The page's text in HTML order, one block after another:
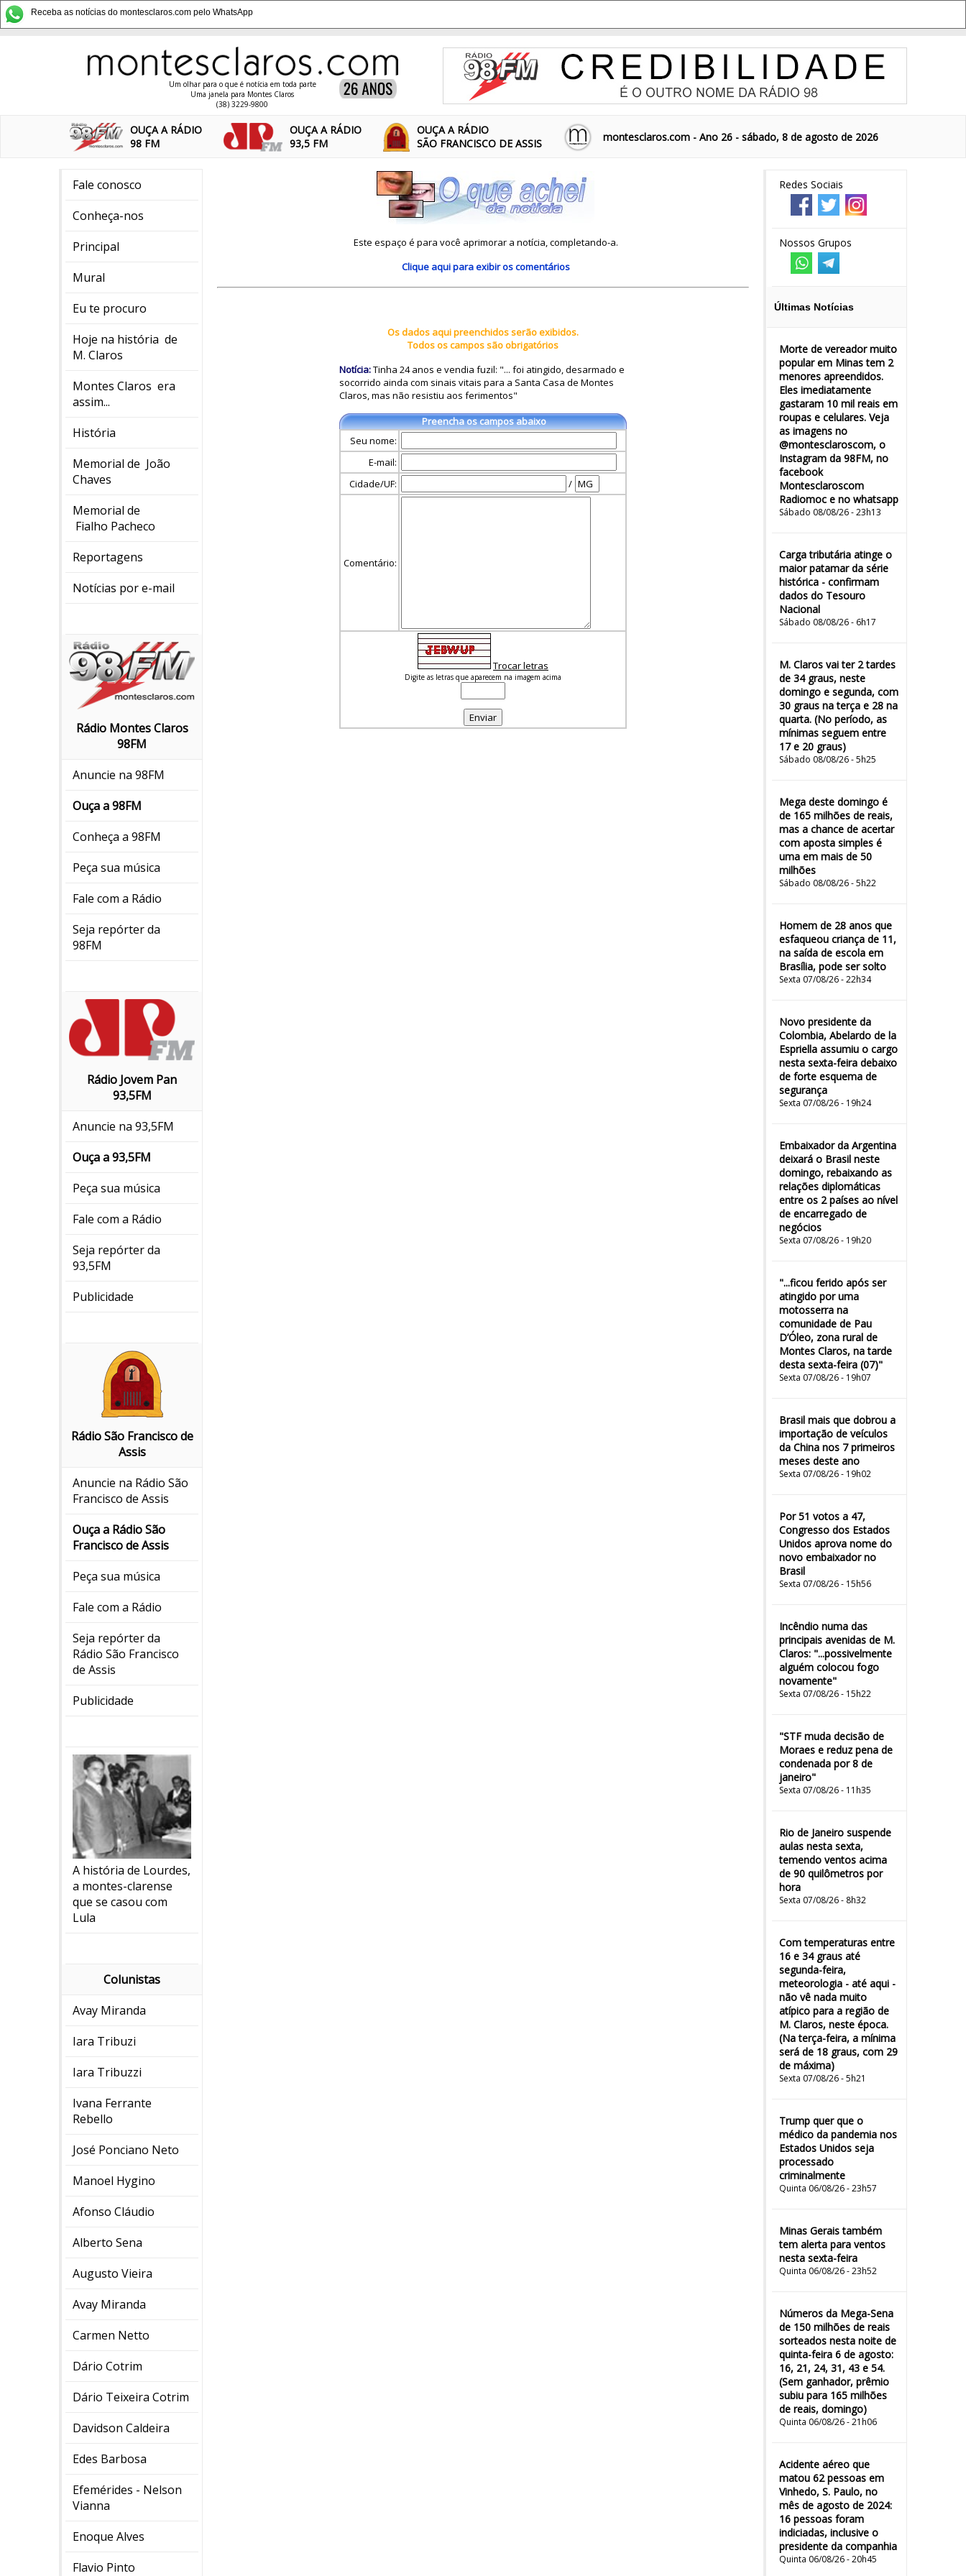
Receba as notícias do montesclaros.com pelo WhatsApp
Um olhar para o que é notícia em toda parte
Uma janela para Montes Claros
(38) 3229-9800
OUÇA A RÁDIO
98 FM
OUÇA A RÁDIO
93,5 FM
OUÇA A RÁDIO
SÃO FRANCISCO DE ASSIS
montesclaros.com - Ano 26 - sábado, 8 de agosto de 2026
Fale conosco
Conheça-nos
Principal
Mural
Eu te procuro
Hoje na história de
M. Claros
Montes Claros era
assim...
História
Memorial de João
Chaves
Memorial de
Fialho Pacheco
Reportagens
Notícias por e-mail
Rádio Montes Claros
98FM
Anuncie na 98FM
Ouça a 98FM
Conheça a 98FM
Peça sua música
Fale com a Rádio
Seja repórter da
98FM
Rádio Jovem Pan
93,5FM
Anuncie na 93,5FM
Ouça a 93,5FM
Peça sua música
Fale com a Rádio
Seja repórter da
93,5FM
Publicidade
Rádio São Francisco de
Assis
Anuncie na Rádio São
Francisco de Assis
Ouça a Rádio São
Francisco de Assis
Peça sua música
Fale com a Rádio
Seja repórter da
Rádio São Francisco
de Assis
Publicidade
A história de Lourdes,
a montes-clarense
que se casou com
Lula
Colunistas
Avay Miranda
Iara Tribuzi
Iara Tribuzzi
Ivana Ferrante
Rebello
José Ponciano Neto
Manoel Hygino
Afonso Cláudio
Alberto Sena
Augusto Vieira
Avay Miranda
Carmen Netto
Dário Cotrim
Dário Teixeira Cotrim
Davidson Caldeira
Edes Barbosa
Efemérides - Nelson
Vianna
Enoque Alves
Flavio Pinto
Redes Sociais
Nossos Grupos
Últimas Notícias
Morte de vereador muito
popular em Minas tem 2
menores apreendidos.
Eles imediatamente
gastaram 10 mil reais em
roupas e celulares. Veja
as imagens no
@montesclaroscom, o
Instagram da 98FM, no
facebook
Montesclaroscom
Radiomoc e no whatsapp
Sábado 08/08/26 - 23h13
Carga tributária atinge o
maior patamar da série
histórica - confirmam
dados do Tesouro
Nacional
Sábado 08/08/26 - 6h17
M. Claros vai ter 2 tardes
de 34 graus, neste
domingo e segunda, com
30 graus na terça e 28 na
quarta. (No período, as
mínimas seguem entre
17 e 20 graus)
Sábado 08/08/26 - 5h25
Mega deste domingo é
de 165 milhões de reais,
mas a chance de acertar
com aposta simples é
uma em mais de 50
milhões
Sábado 08/08/26 - 5h22
Homem de 28 anos que
esfaqueou criança de 11,
na saída de escola em
Brasília, pode ser solto
Sexta 07/08/26 - 22h34
Novo presidente da
Colombia, Abelardo de la
Espriella assumiu o cargo
nesta sexta-feira debaixo
de forte esquema de
segurança
Sexta 07/08/26 - 19h24
Embaixador da Argentina
deixará o Brasil neste
domingo, rebaixando as
relações diplomáticas
entre os 2 países ao nível
de encarregado de
negócios
Sexta 07/08/26 - 19h20
"...ficou ferido após ser
atingido por uma
motosserra na
comunidade de Pau
D’Óleo, zona rural de
Montes Claros, na tarde
desta sexta-feira (07)"
Sexta 07/08/26 - 19h07
Brasil mais que dobrou a
importação de veículos
da China nos 7 primeiros
meses deste ano
Sexta 07/08/26 - 19h02
Por 51 votos a 47,
Congresso dos Estados
Unidos aprova nome do
novo embaixador no
Brasil
Sexta 07/08/26 - 15h56
Incêndio numa das
principais avenidas de M.
Claros: "...possivelmente
alguém colocou fogo
novamente"
Sexta 07/08/26 - 15h22
"STF muda decisão de
Moraes e reduz pena de
condenada por 8 de
janeiro"
Sexta 07/08/26 - 11h35
Rio de Janeiro suspende
aulas nesta sexta,
temendo ventos acima
de 90 quilômetros por
hora
Sexta 07/08/26 - 8h32
Com temperaturas entre
16 e 34 graus até
segunda-feira,
meteorologia - até aqui -
não vê nada muito
atípico para a região de
M. Claros, neste época.
(Na terça-feira, a mínima
será de 18 graus, com 29
de máxima)
Sexta 07/08/26 - 5h21
Trump quer que o
médico da pandemia nos
Estados Unidos seja
processado
criminalmente
Quinta 06/08/26 - 23h57
Minas Gerais também
tem alerta para ventos
nesta sexta-feira
Quinta 06/08/26 - 23h52
Números da Mega-Sena
de 150 milhões de reais
sorteados nesta noite de
quinta-feira 6 de agosto:
16, 21, 24, 31, 43 e 54.
(Sem ganhador, prêmio
subiu para 165 milhões
de reais, domingo)
Quinta 06/08/26 - 21h06
Acidente aéreo que
matou 62 pessoas em
Vinhedo, S. Paulo, no
mês de agosto de 2024:
16 pessoas foram
indiciadas, inclusive o
presidente da companhia
Quinta 06/08/26 - 20h45
Este espaço é para você aprimorar a notícia, completando-a.
Clique aquipara exibir os comentários
Os dados aqui preenchidos serão exibidos.
Todos os campos são obrigatórios
Notícia:Tinha 24 anos e vendia fuzil: "... foi atingido, desarmado e
socorrido ainda com sinais vitais para a Santa Casa de Montes
Claros, mas não resistiu aos ferimentos"
Preencha os campos abaixo
Seu nome:
E-mail:
Cidade/UF:
/
Comentário:
Trocar letras
Digite as letras que aparecem na imagem acima